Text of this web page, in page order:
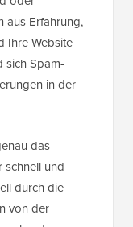
aus Erfahrung,
Ihre Website
sich Spam-
in der
das
schnell und
durch die
von der